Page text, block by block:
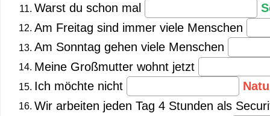
Warst du schon mal
Am Freitag sind immer viele Menschen
Am Sonntag gehen viele Menschen
Meine Großmutter wohnt jetzt
Ich möchte nicht
Wir arbeiten jeden Tag 4 Stunden als